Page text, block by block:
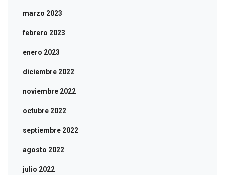
marzo 2023
febrero 2023
enero 2023
diciembre 2022
noviembre 2022
octubre 2022
septiembre 2022
agosto 2022
julio 2022